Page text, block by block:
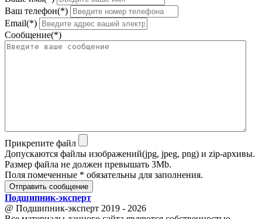
Ваш телефон(*)
Email(*)
Сообщение(*)
Прикрепите файл
Допускаются файлы изображений(jpg, jpeg, png) и zip-архивы.
Размер файла не должен превышать 3Mb.
Поля помеченные * обязательны для заполнения.
Отправить сообщение
Подшипник-эксперт
@ Подшипник-эксперт 2019 - 2026